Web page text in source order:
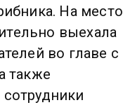
На место
выехала
во главе с
также